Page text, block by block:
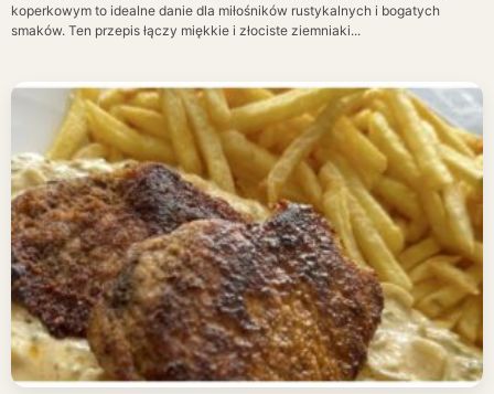
koperkowym to idealne danie dla miłośników rustykalnych i bogatych
smaków. Ten przepis łączy miękkie i złociste ziemniaki...